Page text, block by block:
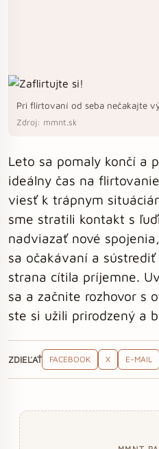
Pri flirtovaní od seba nečakajte
Zdroj: mmnt.sk
Leto sa pomaly končí a
ideálny čas na
viesť k trápnym
sme stratili kontakt s
nadviazať nové
sa očakávaní a
strana cítila príjemne.
sa a začnite rozhovor s
ste si užili prirodzený a
ZDIEĽAŤ FACEBOOK X E-MAIL